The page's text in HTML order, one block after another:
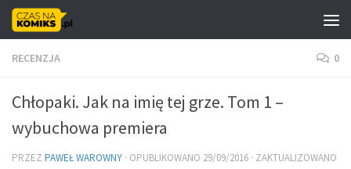
Skip to content
RECENZJA 0
Chłopaki. Jak na imię tej grze. Tom 1 –
wybuchowa premiera
PRZEZ PAWEŁ WAROWNY · OPUBLIKOWANO 29/09/2016 · ZAKTUALIZOWANO